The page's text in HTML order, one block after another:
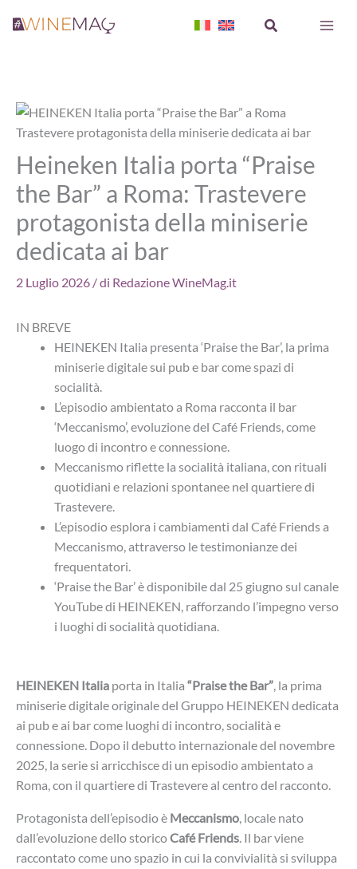
Cerca
Heineken Italia porta “Praise
the Bar” a Roma: Trastevere
protagonista della miniserie
dedicata ai bar
2 Luglio 2026 / di Redazione WineMag.it
IN BREVE
HEINEKEN Italia presenta ‘Praise the Bar’, la prima
miniserie digitale sui pub e bar come spazi di
socialità.
L’episodio ambientato a Roma racconta il bar
‘Meccanismo’, evoluzione del Café Friends, come
luogo di incontro e connessione.
Meccanismo riflette la socialità italiana, con rituali
quotidiani e relazioni spontanee nel quartiere di
Trastevere.
L’episodio esplora i cambiamenti dal Café Friends a
Meccanismo, attraverso le testimonianze dei
frequentatori.
‘Praise the Bar’ è disponibile dal 25 giugno sul canale
YouTube di HEINEKEN, rafforzando l’impegno verso
i luoghi di socialità quotidiana.
HEINEKEN Italia porta in Italia “Praise the Bar”, la prima
miniserie digitale originale del Gruppo HEINEKEN dedicata
ai pub e ai bar come luoghi di incontro, socialità e
connessione. Dopo il debutto internazionale del novembre
2025, la serie si arricchisce di un episodio ambientato a
Roma, con il quartiere di Trastevere al centro del racconto.
Protagonista dell’episodio è Meccanismo, locale nato
dall’evoluzione dello storicoCafé Friends. Il bar viene
raccontato come uno spazio in cui la convivialità si sviluppa